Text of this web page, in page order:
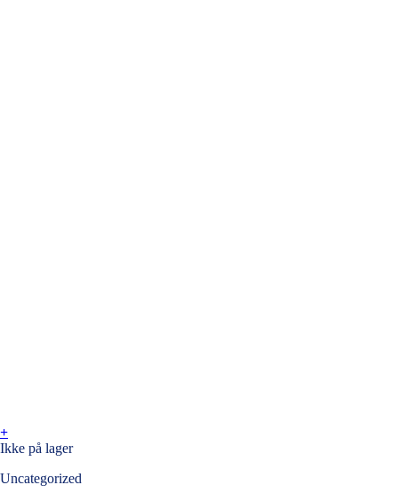
+
Ikke på lager
Uncategorized